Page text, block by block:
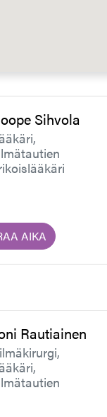
Sihvola
AIKA
Rautiainen